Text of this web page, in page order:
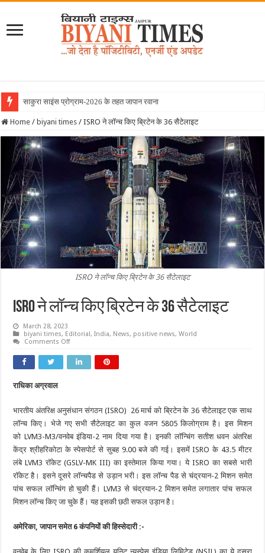
साकुरा साइंस प्रोग्राम-2026 के तहत जापान रवाना हुई बियानी ग्रुप
Home / biyani times / ISRO ने लॉन्च किए ब्रिटेन के 36 सैटेलाइट
ISRO ने लॉन्च किए ब्रिटेन के 36 सैटेलाइट
ISRO ने लॉन्च किए ब्रिटेन के 36 सैटेलाइट
March 28, 2023
biyani times, Editorial,India, News, positive news,World
Comments Offon
ने
लॉन्च
किए
राधिका अग्रवाल
भारतीय अंतरिक्ष अनुसंधान संगठन (ISRO) 26 मार्च को ब्रिटेन के 36 सैटेलाइट एक साथ
लॉन्च किए। भेजे गए सभी सैटेलाइट का कुल वजन 5805 किलोग्राम है। इस मिशन
को LVM3-M3/वनवेब इंडिया-2 नाम दिया गया है। इनकी लॉन्चिंग सतीश धवन अंतरिक्ष
केंद्र श्रीहरिकोटा के स्पेसपोर्ट से सुबह 9.00 बजे की गई। इसमें ISRO के 43.5 मीटर
लंबे LVM3 रॉकेट (GSLV-MK III) का इस्तेमाल किया गया। ये ISRO का सबसे भारी
रॉकेट है। इसने दूसरे लॉन्चपैड से उड़ान भरी। इस लॉन्च पैड से चंद्रयान-2 मिशन समेत
पांच सफल लॉन्चिंग हो चुकी हैं। LVM3 से चंद्रयान-2 मिशन समेत लगातार पांच सफल
मिशन लॉन्च किए जा चुके हैं। यह इसकी छठी सफल उड़ान है।
अमेरिका, जापान समेत 6 कंपनियों की हिस्सेदारी :-